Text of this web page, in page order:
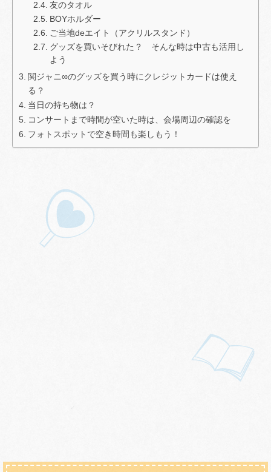
友のタオル
BOYホルダー
ご当地deエイト（アクリルスタンド）
グッズを買いそびれた？ そんな時は中古も活用し
よう
関ジャニ∞のグッズを買う時にクレジットカードは使え
る？
当日の持ち物は？
コンサートまで時間が空いた時は、会場周辺の確認を
フォトスポットで空き時間も楽しもう！